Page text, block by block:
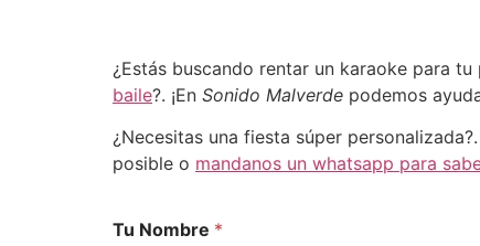
¿Estás buscando rentar un karaoke para
baile?. ¡En Sonido Malverde podemos
¿Necesitas una fiesta súper
posible o mandanos un whatsapp para
Tu Nombre *